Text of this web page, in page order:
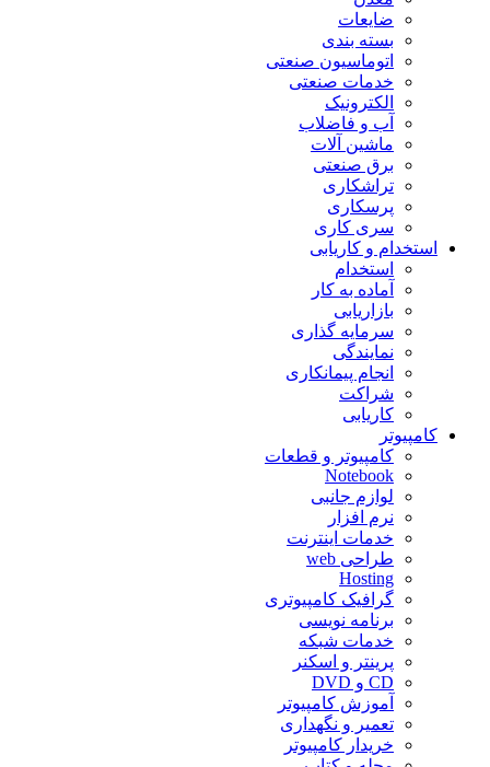
ضایعات
بسته بندی
اتوماسیون صنعتی
خدمات صنعتی
الکترونیک
آب و فاضلاب
ماشین آلات
برق صنعتی
تراشکاری
پرسکاری
سری کاری
استخدام و کاریابی
استخدام
آماده به کار
بازاریابی
سرمایه گذاری
نمایندگی
انجام پیمانکاری
شراکت
کاریابی
کامپیوتر
کامپیوتر و قطعات
Notebook
لوازم جانبی
نرم افزار
خدمات اینترنت
طراحی web
Hosting
گرافیک کامپیوتری
برنامه نویسی
خدمات شبکه
پرینتر و اسکنر
CD و DVD
آموزش کامپیوتر
تعمیر و نگهداری
خریدار کامپیوتر